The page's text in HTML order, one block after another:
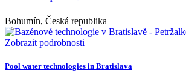
Bohumín, Česká republika
Zobrazit podrobnosti
Pool water technologies in Bratislava